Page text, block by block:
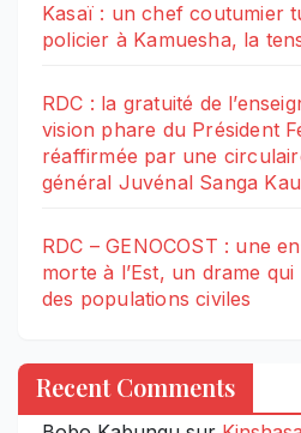
Kasaï : un chef coutumier
policier à Kamuesha, la
RDC : la gratuité de
vision phare du Président
réaffirmée par une
général Juvénal Sanga
RDC – GENOCOST : une
morte à l’Est, un drame
des populations civiles
Recent Comments